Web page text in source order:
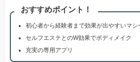
おすすめポイント！
初心者から経験者まで効果が出やすいマ
セルフエステとのW効果でボディメイク
充実の専用アプリ